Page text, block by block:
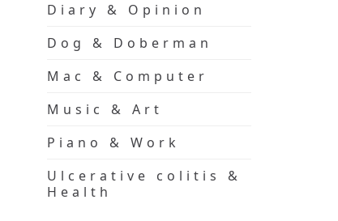
Diary & Opinion
Dog & Doberman
Mac & Computer
Music & Art
Piano & Work
Ulcerative colitis &
Health